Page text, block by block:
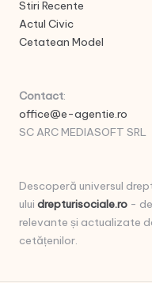
Stiri Recente
Actul Civic
Cetatean Model
Contact:
office@e-agentie.ro
SC ARC MEDIASOFT SRL
Descoperă universul
ului drepturisociale.ro -
relevante și actualizate
cetățenilor.